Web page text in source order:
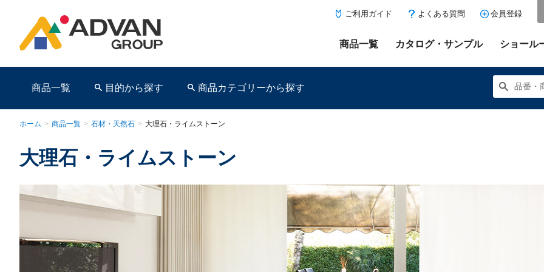
ご利用ガイド よくある質問 会員登録
商品一覧 カタログ・サンプル ショール
商品一覧 目的から探す 商品カテゴリーから探す
ホーム > 商品一覧 > 石材・天然石 > 大理石・ライムストーン
大理石・ライムストーン